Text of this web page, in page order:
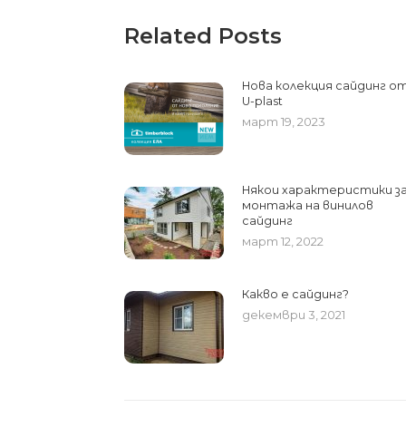
Related Posts
Нова колекция сайдинг
U-plast
март 19, 2023
Някои характеристики за
монтажа на винилов
сайдинг
март 12, 2022
Какво е сайдинг?
декември 3, 2021